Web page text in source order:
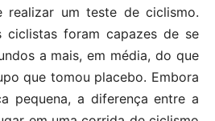
realizar um teste de ciclismo.
ciclistas foram capazes de se
a mais, em média, do que
que tomou placebo. Embora
pequena, a diferença entre a